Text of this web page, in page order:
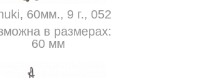
60мм., 9 г., 052
в размерах:
60 мм